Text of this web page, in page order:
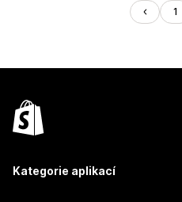
1
Kategorie aplikací